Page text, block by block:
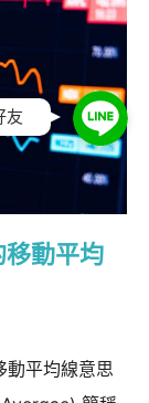
動平均
動平均線意思
友